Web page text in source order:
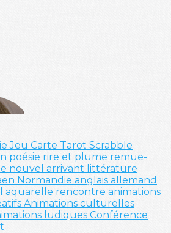
Jeu Carte Tarot Scrabble
poésie rire et plume remue-
nouvel arrivant littérature
Normandie anglais allemand
aquarelle rencontre animations
Animations culturelles
ludiques Conférence